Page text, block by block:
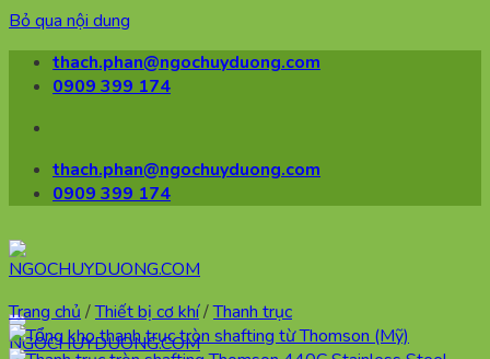
Bỏ qua nội dung
thach.phan@ngochuyduong.com
0909 399 174
thach.phan@ngochuyduong.com
0909 399 174
Trang chủ /Thiết bị cơ khí/Thanh trục